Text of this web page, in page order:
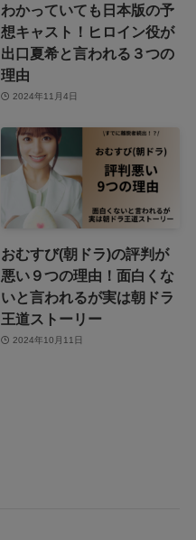
わかっていても日本版の予
想キャスト！ヒロイン役が
出口夏希と言われる３つの
理由
2024年11月4日
おむすび(朝ドラ)の評判が
悪い９つの理由！面白くな
いと言われるが実は朝ドラ
王道ストーリー
2024年10月11日